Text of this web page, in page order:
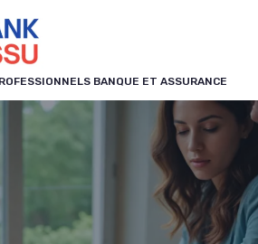
BANQUE ET ASSURANCE